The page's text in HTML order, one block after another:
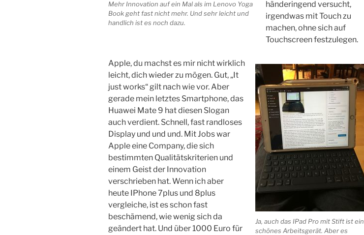
Mehr Innovation auf ein Mal als im Lenovo Yoga
Book geht fast nicht mehr. Und sehr leicht und
handlich ist es noch dazu.
händeringend versucht,
irgendwas mit Touch zu
machen, ohne sich auf
Touchscreen festzulegen.
Ja, auch das IPad Pro mit Stift ist ein
schönes Arbeitsgerät. Aber es
Apple, du machst es mir nicht wirklich
leicht, dich wieder zu mögen. Gut, „It
just works“ gilt nach wie vor. Aber
gerade mein letztes Smartphone, das
Huawei Mate 9 hat diesen Slogan
auch verdient. Schnell, fast randloses
Display und und und. Mit Jobs war
Apple eine Company, die sich
bestimmten Qualitätskriterien und
einem Geist der Innovation
verschrieben hat. Wenn ich aber
heute IPhone 7plus und 8plus
vergleiche, ist es schon fast
beschämend, wie wenig sich da
geändert hat. Und über 1000 Euro für